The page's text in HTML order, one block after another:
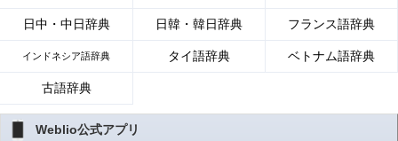
日中・中日辞典 日韓・韓日辞典 フランス語辞典
インドネシア語辞典 タイ語辞典 ベトナム語辞典
古語辞典
Weblio公式アプリ